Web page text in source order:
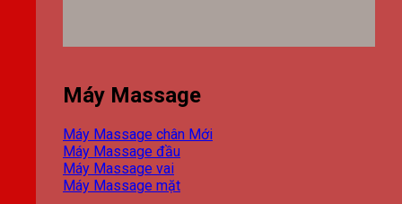
Máy Massage
Máy Massage chân
Máy Massage đầu
Máy Massage vai
Máy Massage mặt